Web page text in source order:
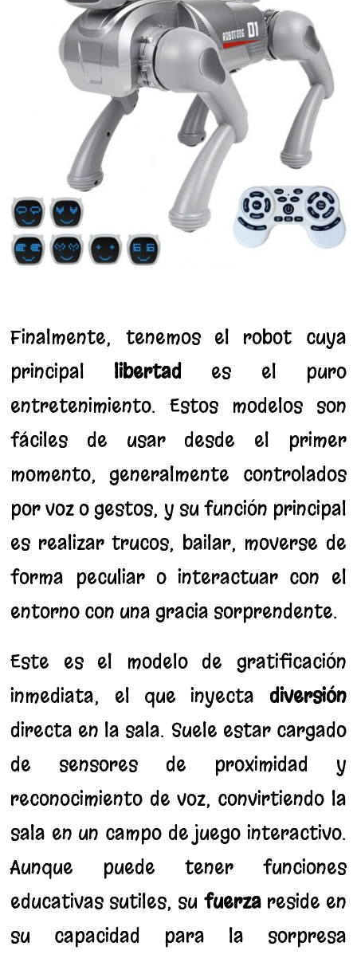
Finalmente, tenemos el robot cuya
principal libertad es el puro
entretenimiento. Estos modelos son
fáciles de usar desde el primer
momento, generalmente controlados
por voz o gestos, y su función principal
es realizar trucos, bailar, moverse de
forma peculiar o interactuar con el
entorno con una gracia sorprendente.
Este es el modelo de gratificación
inmediata, el que inyecta diversión
directa en la sala. Suele estar cargado
de sensores de proximidad y
reconocimiento de voz, convirtiendo la
sala en un campo de juego interactivo.
Aunque puede tener funciones
educativas sutiles, su fuerzareside en
su capacidad para la sorpresa